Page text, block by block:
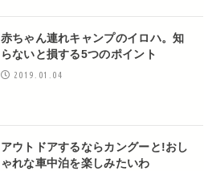
赤ちゃん連れキャンプのイロハ。知
らないと損する5つのポイント
2019.01.04
アウトドアするならカングーと!おし
ゃれな車中泊を楽しみたいわ